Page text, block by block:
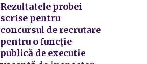
Rezultatele probei
scrise pentru
concursul de recrutare
pentru o funcție
publică de executie